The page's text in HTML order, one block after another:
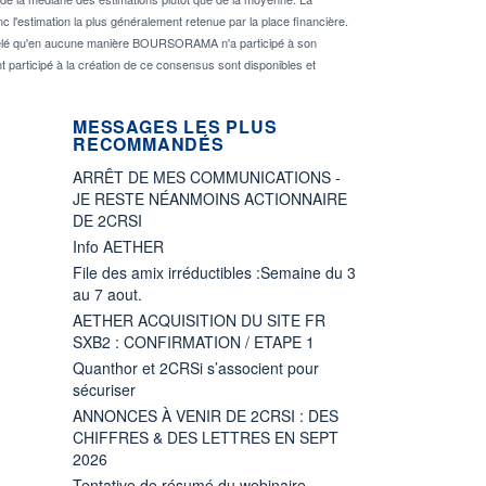
l'estimation la plus généralement retenue par la place financière.
qu'en aucune manière BOURSORAMA n'a participé à son
à la création de ce consensus sont disponibles et
MESSAGES LES PLUS
RECOMMANDÉS
ARRÊT DE MES COMMUNICATIONS -
JE RESTE NÉANMOINS ACTIONNAIRE
DE 2CRSI
Info AETHER
File des amix irréductibles :Semaine du 3
au 7 aout.
AETHER ACQUISITION DU SITE FR
SXB2 : CONFIRMATION / ETAPE 1
Quanthor et 2CRSi s’associent pour
sécuriser
ANNONCES À VENIR DE 2CRSI : DES
CHIFFRES & DES LETTRES EN SEPT
2026